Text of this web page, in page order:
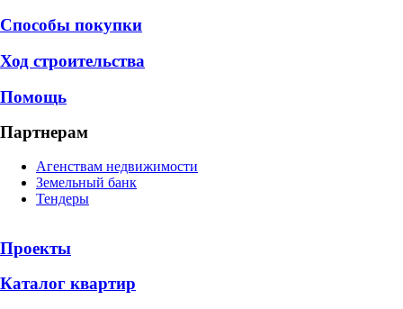
Способы покупки
Ход строительства
Помощь
Партнерам
Агенствам недвижимости
Земельный банк
Тендеры
Проекты
Каталог квартир